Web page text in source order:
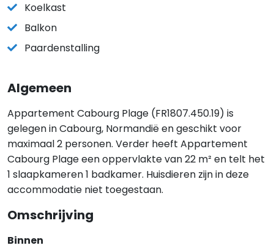
Koelkast
Balkon
Paardenstalling
Algemeen
Appartement Cabourg Plage (FR1807.450.19) is
gelegen in Cabourg, Normandië en geschikt voor
maximaal 2 personen. Verder heeft Appartement
Cabourg Plage een oppervlakte van 22 m² en telt het
1 slaapkameren 1 badkamer. Huisdieren zijn in deze
accommodatie niet toegestaan.
Omschrijving
Binnen